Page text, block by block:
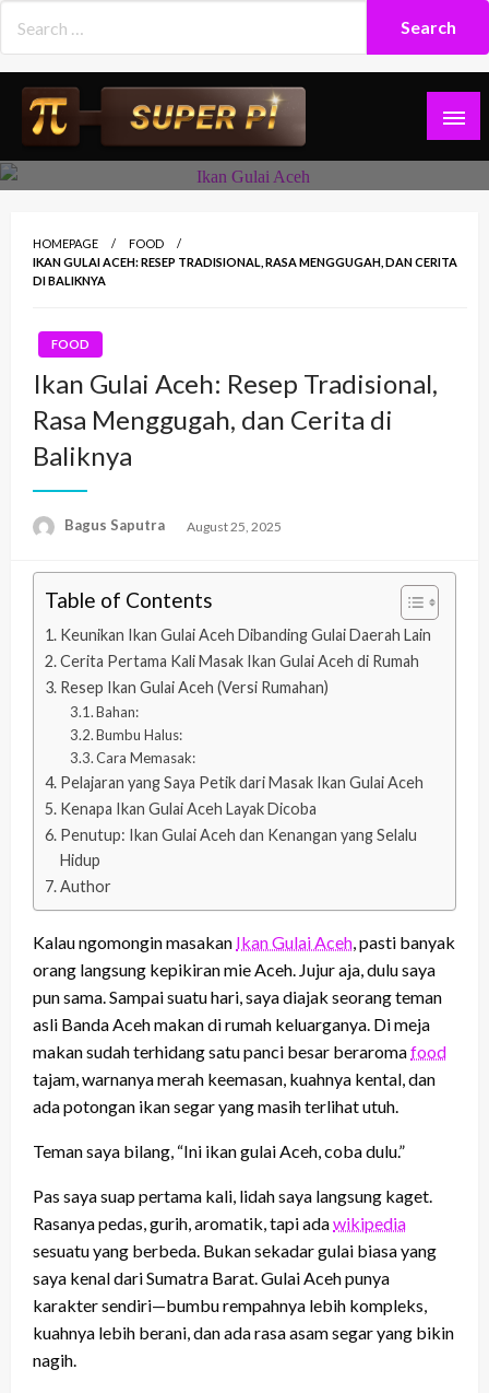
content
HOMEPAGE
FOOD
IKAN GULAI ACEH: RESEP TRADISIONAL, RASA MENGGUGAH, DAN CERITA
DI BALIKNYA
FOOD
Ikan Gulai Aceh: Resep Tradisional,
Rasa Menggugah, dan Cerita di
Baliknya
Bagus Saputra
Posted
August 25, 2025
Table of Contents
Keunikan Ikan Gulai Aceh Dibanding Gulai Daerah Lain
Cerita Pertama Kali Masak Ikan Gulai Aceh di Rumah
Resep Ikan Gulai Aceh (Versi Rumahan)
Bahan:
Bumbu Halus:
Cara Memasak:
Pelajaran yang Saya Petik dari Masak Ikan Gulai Aceh
Kenapa Ikan Gulai Aceh Layak Dicoba
Penutup: Ikan Gulai Aceh dan Kenangan yang Selalu
Hidup
Author
Kalau ngomongin masakan Ikan Gulai Aceh, pasti banyak
orang langsung kepikiran mie Aceh. Jujur aja, dulu saya
pun sama. Sampai suatu hari, saya diajak seorang teman
asli Banda Aceh makan di rumah keluarganya. Di meja
makan sudah terhidang satu panci besar beraromafood
tajam, warnanya merah keemasan, kuahnya kental, dan
ada potongan ikan segar yang masih terlihat utuh.
Teman saya bilang, “Ini ikan gulai Aceh, coba dulu.”
Pas saya suap pertama kali, lidah saya langsung kaget.
Rasanya pedas, gurih, aromatik, tapi adawikipedia
sesuatu yang berbeda. Bukan sekadar gulai biasa yang
saya kenal dari Sumatra Barat. Gulai Aceh punya
karakter sendiri—bumbu rempahnya lebih kompleks,
kuahnya lebih berani, dan ada rasa asam segar yang bikin
nagih.